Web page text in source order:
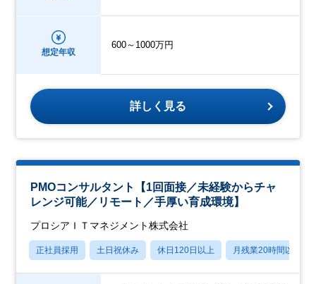
想定年収
600～1000万円
詳しく見る
PMOコンサルタント【1回面接／未経験からチャ
レンジ可能／リモート／手厚い育成環境】
プロシアＩＴマネジメント株式会社
正社員採用 土日祝休み 休日120日以上 月残業20時間以内